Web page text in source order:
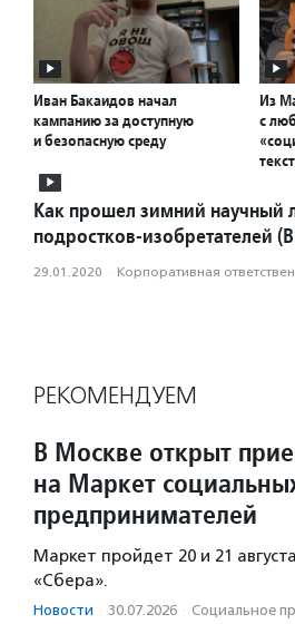
Иван Бакаидов начал
кампанию за доступную
и безопасную среду
Из
с
Как прошел зимний научный
подростков-изобретателей
29.01.2020 · Корпоративная
РЕКОМЕНДУЕМ
В Москве открыт
на Маркет
предпринимателей
Маркет пройдет 20 и 21
«Сбера».
Новости · 30.07.2026 · Социальное